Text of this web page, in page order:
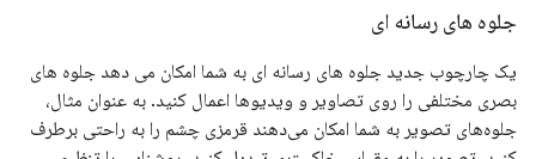
جلوه های رسانه ای
یک چارچوب جدید جلوه های رسانه ای به شما امکان می دهد جلوه های
بصری مختلفی را روی تصاویر و ویدیوها اعمال کنید. به عنوان مثال،
جلوه‌های تصویر به شما امکان می‌دهند قرمزی چشم را به راحتی برطرف